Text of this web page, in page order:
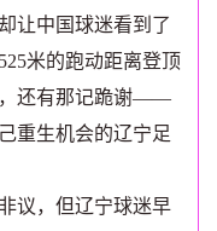
让中国球迷看到了
米的跑动距离登顶
，还有那记跪谢——
重生机会的辽宁足
，但辽宁球迷早